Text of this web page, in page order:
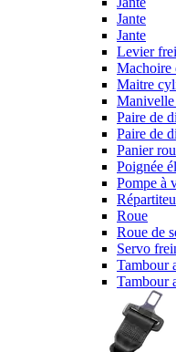
Jante
Jante
Levier
Machoire
Maitre
Paire de
Paire de
Panier
Poignée
Pompe à
Roue
Roue de
Servo
Tambour
Tambour